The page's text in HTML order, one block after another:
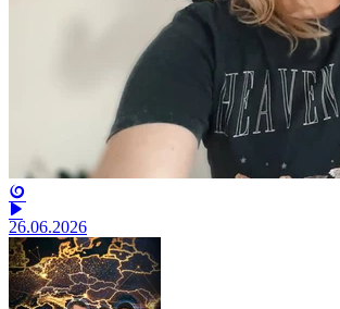
26.06.2026